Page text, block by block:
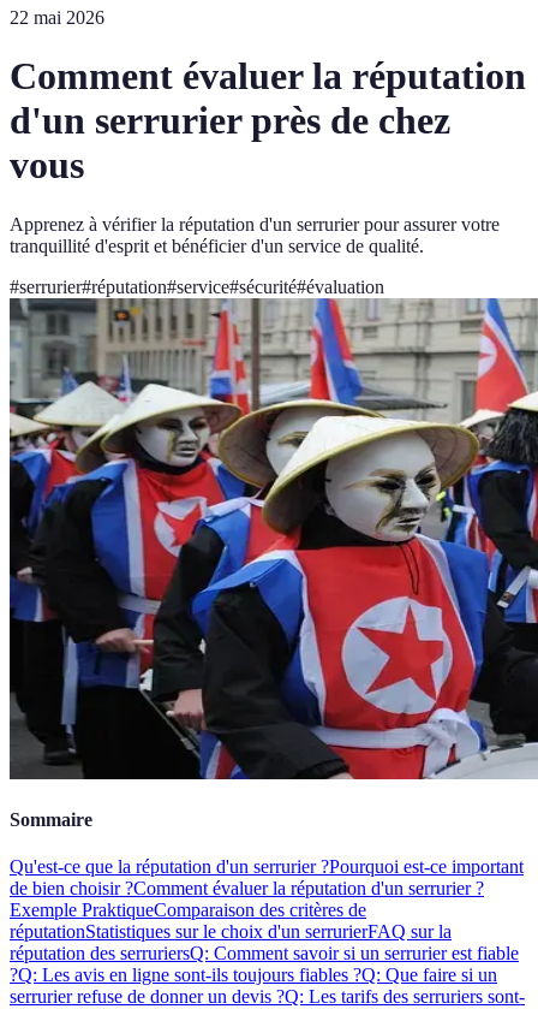
22 mai 2026
Comment évaluer la réputation
d'un serrurier près de chez
vous
Apprenez à vérifier la réputation d'un serrurier pour assurer votre
tranquillité d'esprit et bénéficier d'un service de qualité.
#serrurier#réputation#service#sécurité#évaluation
Sommaire
Qu'est-ce que la réputation d'un serrurier ?Pourquoi est-ce important
de bien choisir ?Comment évaluer la réputation d'un serrurier ?
Exemple PraktiqueComparaison des critères de
réputationStatistiques sur le choix d'un serrurierFAQ sur la
réputation des serruriersQ: Comment savoir si un serrurier est fiable
?Q: Les avis en ligne sont-ils toujours fiables ?Q: Que faire si un
serrurier refuse de donner un devis ?Q: Les tarifs des serruriers sont-